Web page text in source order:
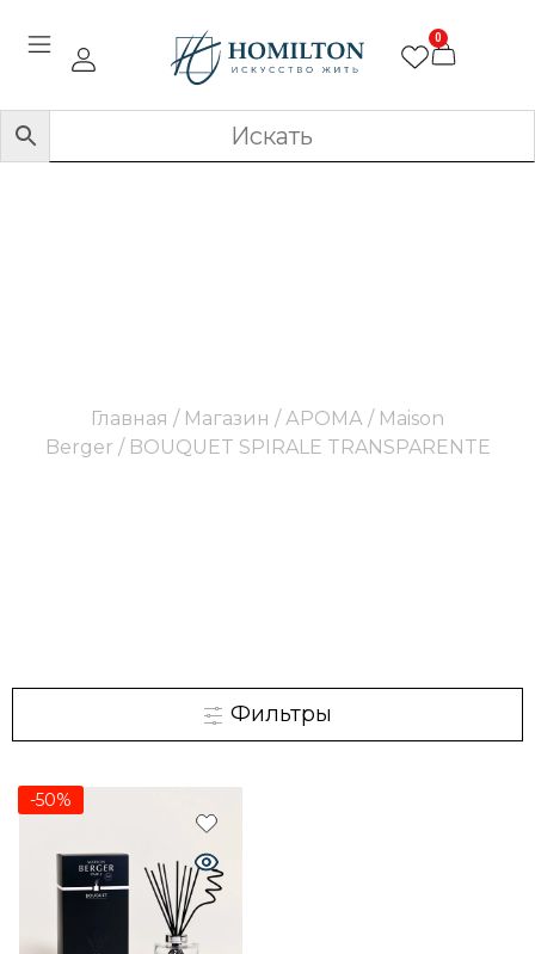
0
Главная / Магазин / АРОМА / Maison
Berger / BOUQUET SPIRALE TRANSPARENTE
Фильтры
-50%